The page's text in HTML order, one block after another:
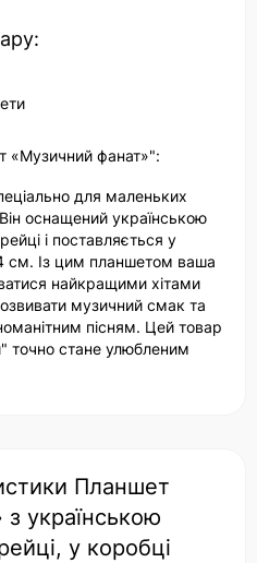
«Музичний фанат»":
для маленьких
оснащений українською
і поставляється у
см. Із цим планшетом ваша
найкращими хітами
музичний смак та
пісням. Цей товар
точно стане улюбленим
Планшет
українською
у коробці